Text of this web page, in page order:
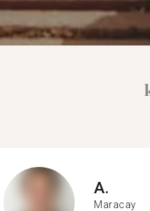
A.
Maracay